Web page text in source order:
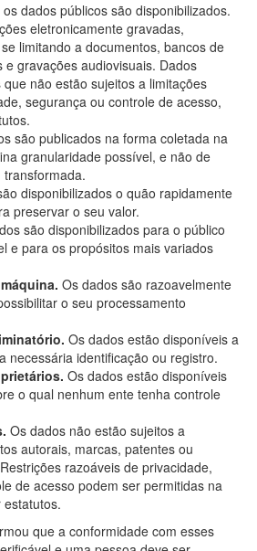
os dados públicos são disponibilizados.
eletronicamente gravadas,
limitando a documentos, bancos de
e gravações audiovisuais. Dados
não estão sujeitos a limitações
segurança ou controle de acesso,
são publicados na forma coletada na
granularidade possível, e não de
disponibilizados o quão rapidamente
preservar o seu valor.
são disponibilizados para o público
e para os propósitos mais variados
Os dados são razoavelmente
o seu processamento
Os dados estão disponíveis a
necessária identificação ou registro.
Os dados estão disponíveis
o qual nenhum ente tenha controle
Os dados não estão sujeitos a
autorais, marcas, patentes ou
razoáveis de privacidade,
de acesso podem ser permitidas na
que a conformidade com esses